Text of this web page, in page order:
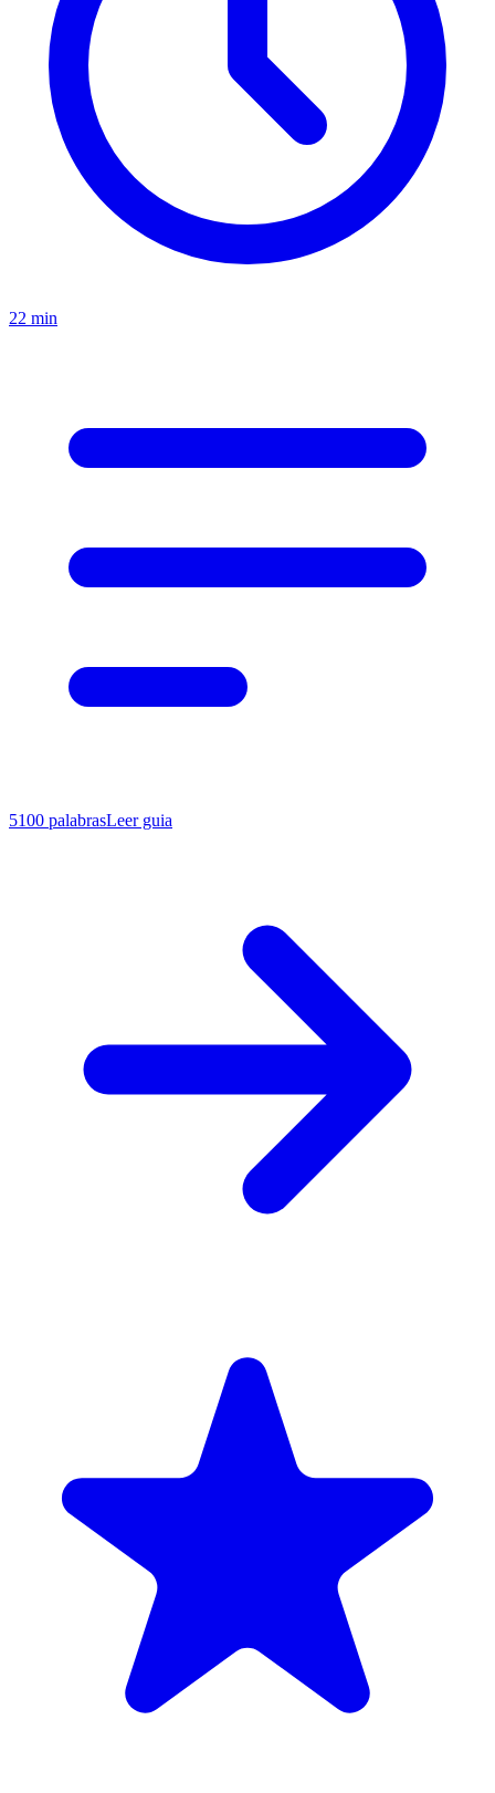
22 min
5100 palabrasLeer guia